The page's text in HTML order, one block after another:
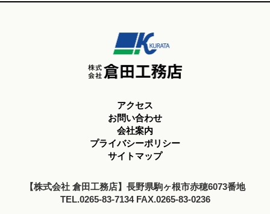
アクセス
お問い合わせ
会社案内
プライバシーポリシー
サイトマップ
【株式会社 倉田工務店】長野県駒ヶ根市赤穂6073番地
TEL.0265-83-7134 FAX.0265-83-0236